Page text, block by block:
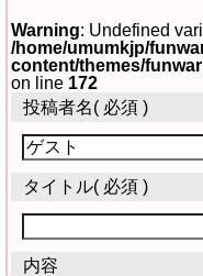
Warning : Undefined
/home/umumkjp/
content/themes/
on line 172
投稿者名( 必須 )
タイトル( 必須 )
内容